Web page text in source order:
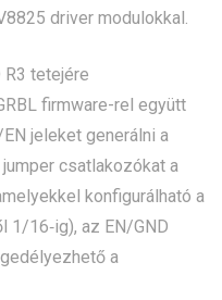
driver modulokkal.
R3 tetejére
firmware-rel együtt
jeleket generálni a
csatlakozókat a
konfigurálható a
1/16‑ig), az EN/GND
a